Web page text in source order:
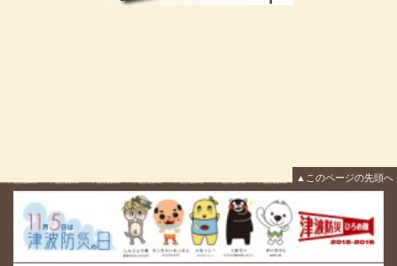
▲このページの先頭へ